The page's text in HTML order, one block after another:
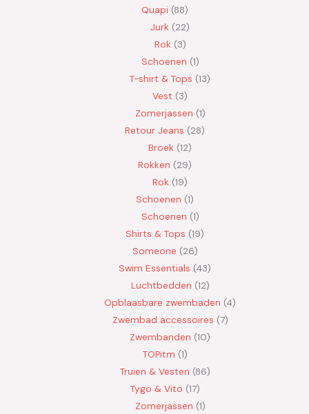
Quapi 88
Jurk 22
Rok 3
Schoenen 1
T-shirt & Tops 13
Vest
3
Zomerjassen 1
Retour Jeans
28
Broek 12
Rokken
29
Rok 19
Schoenen 1
Schoenen 1
Shirts & Tops 19
Someone 26
Swim Essentials 43
Luchtbedden 12
Opblaasbare zwembaden 4
Zwembad accessoires 7
Zwembanden 10
TOPitm 1
Truien & Vesten 86
Tygo & Vito 17
Zomerjassen 1